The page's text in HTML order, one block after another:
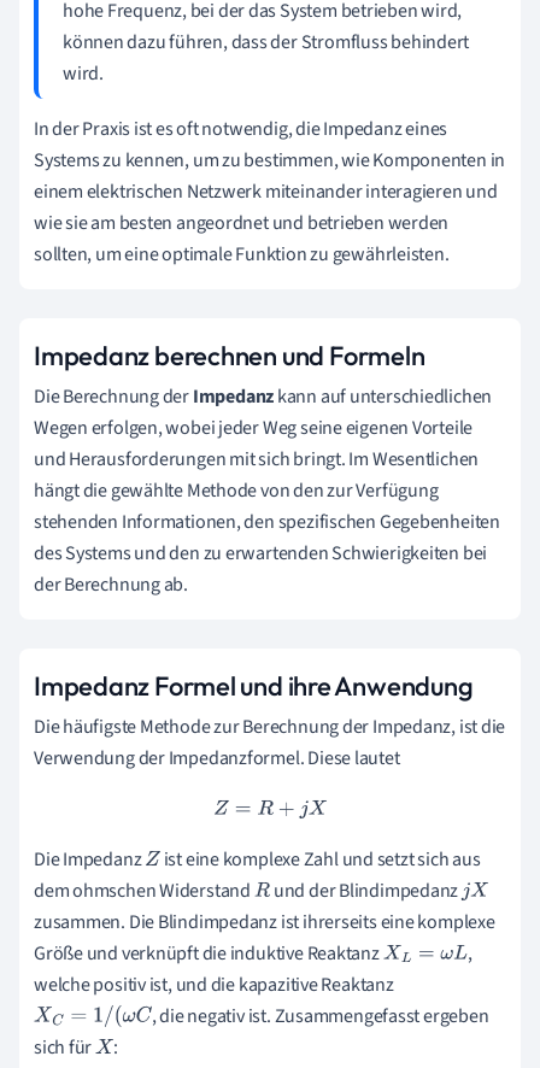
hohe Frequenz, bei der das System betrieben wird,
können dazu führen, dass der Stromfluss behindert
wird.
In der Praxis ist es oft notwendig, die Impedanz eines
Systems zu kennen, um zu bestimmen, wie Komponenten in
einem elektrischen Netzwerk miteinander interagieren und
wie sie am besten angeordnet und betrieben werden
sollten, um eine optimale Funktion zu gewährleisten.
Impedanz berechnen und Formeln
Die Berechnung derImpedanzkann auf unterschiedlichen
Wegen erfolgen, wobei jeder Weg seine eigenen Vorteile
und Herausforderungen mit sich bringt. Im Wesentlichen
hängt die gewählte Methode von den zur Verfügung
stehenden Informationen, den spezifischen Gegebenheiten
des Systems und den zu erwartenden Schwierigkeiten bei
der Berechnung ab.
Impedanz Formel und ihre Anwendung
Die häufigste Methode zur Berechnung der Impedanz, ist die
Verwendung der Impedanzformel. Diese lautet
Z =R +jX
Die ImpedanzZist eine komplexe Zahl und setzt sich aus
dem ohmschen WiderstandR und der BlindimpedanzjX
zusammen. Die Blindimpedanz ist ihrerseits eine komplexe
Größe und verknüpft die induktive ReaktanzXL=ωL
,
welche positiv ist, und die kapazitive Reaktanz
XC=1/(ωC
, die negativ ist. Zusammengefasst ergeben
sich fürX :